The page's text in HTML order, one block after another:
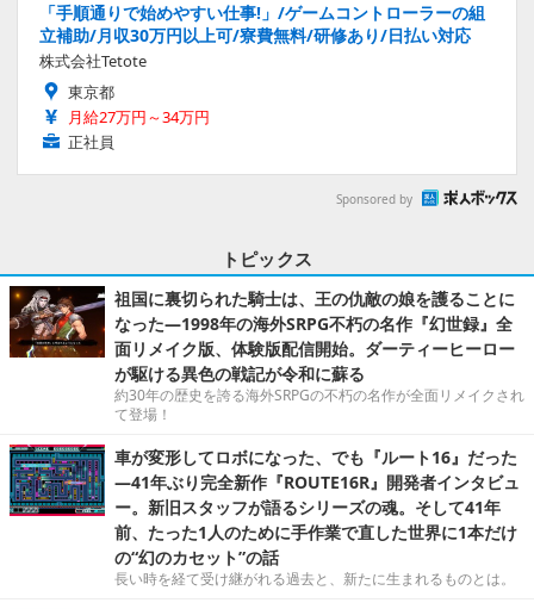
「手順通りで始めやすい仕事!」/ゲームコントローラーの組
立補助/月収30万円以上可/寮費無料/研修あり/日払い対応
株式会社Tetote
東京都
月給27万円～34万円
正社員
Sponsored by
トピックス
祖国に裏切られた騎士は、王の仇敵の娘を護ることに
なった―1998年の海外SRPG不朽の名作『幻世録』全
面リメイク版、体験版配信開始。ダーティーヒーロー
が駆ける異色の戦記が令和に蘇る
約30年の歴史を誇る海外SRPGの不朽の名作が全面リメイクされ
て登場！
車が変形してロボになった、でも『ルート16』だった
―41年ぶり完全新作『ROUTE16R』開発者インタビュ
ー。新旧スタッフが語るシリーズの魂。そして41年
前、たった1人のために手作業で直した世界に1本だけ
の“幻のカセット”の話
長い時を経て受け継がれる過去と、新たに生まれるものとは。